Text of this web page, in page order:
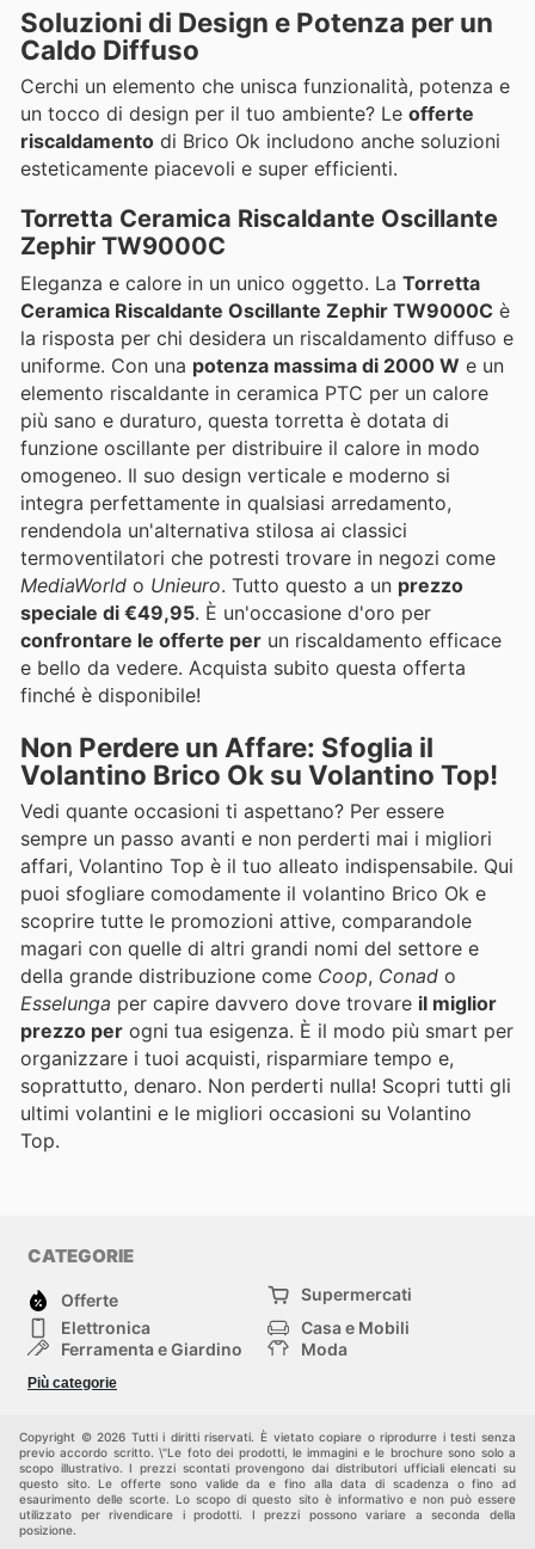
Soluzioni di Design e Potenza per un
Caldo Diffuso
Cerchi un elemento che unisca funzionalità, potenza e
un tocco di design per il tuo ambiente? Le offerte
riscaldamento di Brico Ok includono anche soluzioni
esteticamente piacevoli e super efficienti.
Torretta Ceramica Riscaldante Oscillante
Zephir TW9000C
Eleganza e calore in un unico oggetto. La Torretta
Ceramica Riscaldante Oscillante Zephir TW9000C è
la risposta per chi desidera un riscaldamento diffuso e
uniforme. Con una potenza massima di 2000 W e un
elemento riscaldante in ceramica PTC per un calore
più sano e duraturo, questa torretta è dotata di
funzione oscillante per distribuire il calore in modo
omogeneo. Il suo design verticale e moderno si
integra perfettamente in qualsiasi arredamento,
rendendola un'alternativa stilosa ai classici
termoventilatori che potresti trovare in negozi come
MediaWorld o Unieuro. Tutto questo a un prezzo
speciale di €49,95. È un'occasione d'oro per
confrontare le offerte per un riscaldamento efficace
e bello da vedere. Acquista subito questa offerta
finché è disponibile!
Non Perdere un Affare: Sfoglia il
Volantino Brico Ok su Volantino Top!
Vedi quante occasioni ti aspettano? Per essere
sempre un passo avanti e non perderti mai i migliori
affari, Volantino Top è il tuo alleato indispensabile. Qui
puoi sfogliare comodamente il volantino Brico Ok e
scoprire tutte le promozioni attive, comparandole
magari con quelle di altri grandi nomi del settore e
della grande distribuzione come Coop, Conad o
Esselunga per capire davvero dove trovare il miglior
prezzo per ogni tua esigenza. È il modo più smart per
organizzare i tuoi acquisti, risparmiare tempo e,
soprattutto, denaro. Non perderti nulla! Scopri tutti gli
ultimi volantini e le migliori occasioni su Volantino
Top.
CATEGORIE
Offerte
Supermercati
Elettronica
Casa e Mobili
Ferramenta e Giardino
Moda
Bambini e Neonati
Più categorie
Copyright © 2026 Tutti i diritti riservati. È vietato copiare o riprodurre i testi senza
previo accordo scritto. \"Le foto dei prodotti, le immagini e le brochure sono solo a
scopo illustrativo. I prezzi scontati provengono dai distributori ufficiali elencati su
questo sito. Le offerte sono valide da e fino alla data di scadenza o fino ad
esaurimento delle scorte. Lo scopo di questo sito è informativo e non può essere
utilizzato per rivendicare i prodotti. I prezzi possono variare a seconda della
posizione.